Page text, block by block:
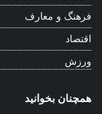
فرهنگ و معارف
اقتصاد
ورزش
همچنان بخوانید